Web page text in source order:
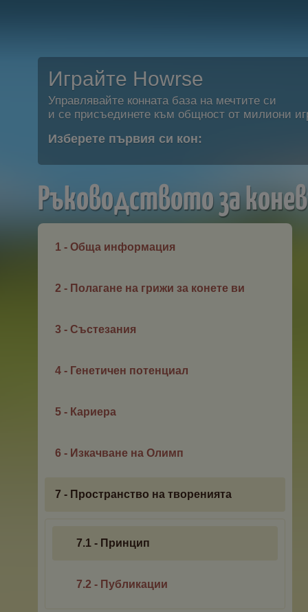
Играйте Howrse
Управлявайте конната база на мечтите си
и се присъединете към общност от милиони
Изберете първия си кон:
Ръководството за
1 - Обща информация
2 - Полагане на грижи за конете ви
3 - Състезания
4 - Генетичен потенциал
5 - Кариера
6 - Изкачване на Олимп
7 - Пространство на творенията
7.1 - Принцип
7.2 - Публикации